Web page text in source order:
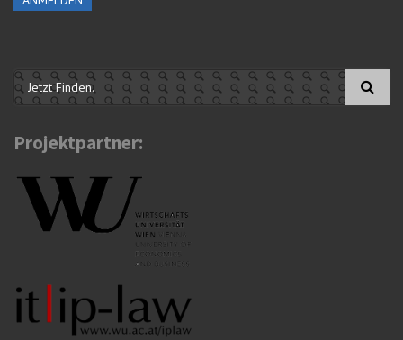
Suchformular
Projektpartner: